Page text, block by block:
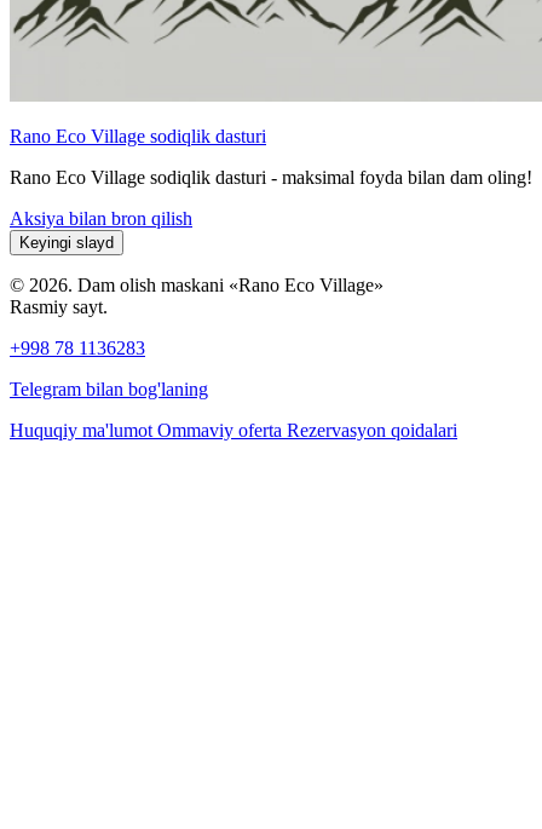
Rano Eco Village sodiqlik dasturi
Rano Eco Village sodiqlik dasturi - maksimal foyda bilan dam oling!
Aksiya bilan bron qilish
Keyingi slayd
© 2026. Dam olish maskani «Rano Eco Village»
Rasmiy sayt.
+998 78 1136283
Telegram bilan bog'laning
Huquqiy ma'lumot Ommaviy oferta Rezervasyon qoidalari